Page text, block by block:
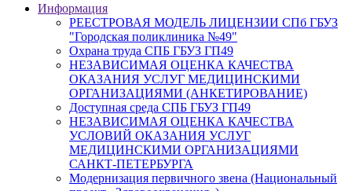
Информация
РЕЕСТРОВАЯ МОДЕЛЬ ЛИЦЕНЗИИ СПб ГБУЗ
"Городская поликлиника №49"
Охрана труда СПБ ГБУЗ ГП49
НЕЗАВИСИМАЯ ОЦЕНКА КАЧЕСТВА
ОКАЗАНИЯ УСЛУГ МЕДИЦИНСКИМИ
ОРГАНИЗАЦИЯМИ (АНКЕТИРОВАНИЕ)
Доступная среда СПБ ГБУЗ ГП49
НЕЗАВИСИМАЯ ОЦЕНКА КАЧЕСТВА
УСЛОВИЙ ОКАЗАНИЯ УСЛУГ
МЕДИЦИНСКИМИ ОРГАНИЗАЦИЯМИ
САНКТ-ПЕТЕРБУРГА
Модернизация первичного звена (Национальный